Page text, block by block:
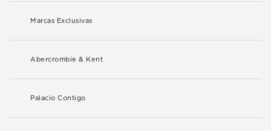
Marcas Exclusivas
Abercrombie & Kent
Palacio Contigo